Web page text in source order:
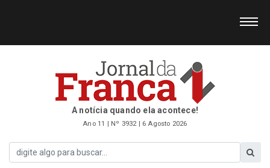
A notícia quando ela acontece!
Ano 11 | Nº 3932 | 6 Agosto 2026